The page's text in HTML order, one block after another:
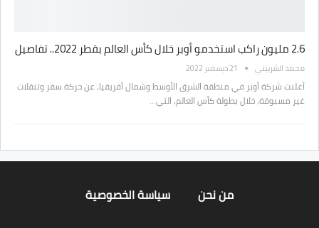
2.6 مليون راكب استخدمو أوبر خلال كأس العالم بقطر 2022.. تفاصيل
محمد الشربيني 21 ديسمبر 2022
أعلنت شركة أوبر في منطقة الشرق الأوسط وشمال أفريقيا، عن حركة سفر وتنقلات
غير مسبوقة، خلال بطولة كأس العالم، التي…
من نحن سياسة الخصوصية